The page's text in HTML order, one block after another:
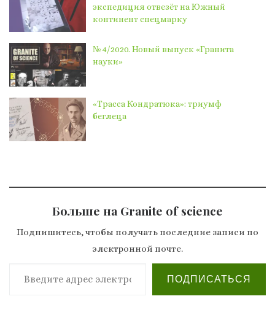
экспедиция отвезёт на Южный
континент спецмарку
№ 4/2020. Новый выпуск «Гранита
науки»
«Трасса Кондратюка»: триумф
беглеца
Больше на Granite of science
Подпишитесь, чтобы получать последние записи по
электронной почте.
Введите адрес электронной почты…
ПОДПИСАТЬСЯ